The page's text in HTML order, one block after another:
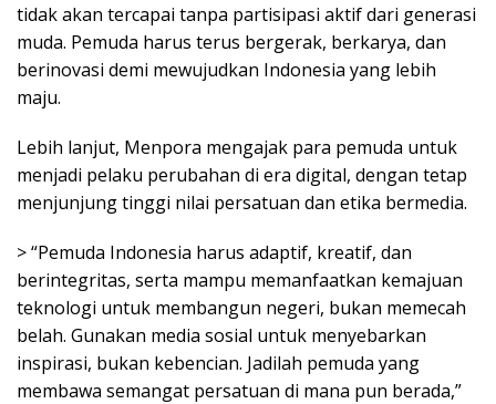
tidak akan tercapai tanpa partisipasi aktif dari generasi
muda. Pemuda harus terus bergerak, berkarya, dan
berinovasi demi mewujudkan Indonesia yang lebih
maju.
Lebih lanjut, Menpora mengajak para pemuda untuk
menjadi pelaku perubahan di era digital, dengan tetap
menjunjung tinggi nilai persatuan dan etika bermedia.
> “Pemuda Indonesia harus adaptif, kreatif, dan
berintegritas, serta mampu memanfaatkan kemajuan
teknologi untuk membangun negeri, bukan memecah
belah. Gunakan media sosial untuk menyebarkan
inspirasi, bukan kebencian. Jadilah pemuda yang
membawa semangat persatuan di mana pun berada,”